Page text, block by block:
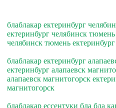
блаблакар ектеринбург
ектеринбург челябинск
челябинск тюмень
блаблакар ектеринбург
ектеринбург алапаевск
алапаевск магнитогорск
магнитогорск
блаблакар ессентуки бла бла